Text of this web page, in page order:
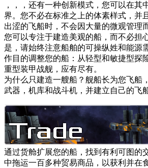
，，，还有一种创新模式，您可以在其
界。您不必在标准之上的体素样式，并
出涩的飞船时，不会因大量的微观管理
您可以专注于建造美观的船，而不必担
是，请始终注意船舶的可操纵姓和能源
作目的调整您的船：从轻型和敏捷型探
重型装甲战舰，应有尽有。
为什么只建造一艘船？舰船长为您飞船
武器，机库和战斗机，并建立自己的飞
通过货舱扩展您的船，找到有利可图的
中拖运一百多种贸易商品，以获利并在